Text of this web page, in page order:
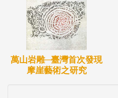
萬山岩雕─臺灣首次發現
摩崖藝術之研究